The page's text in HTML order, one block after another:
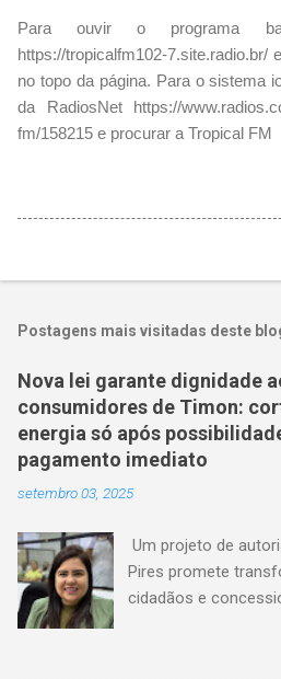
Para ouvir o programa
https://tropicalfm102-7.site.radio.br/
no topo da página. Para o sistema
da RadiosNet https://
fm/158215 e procurar a Tropical FM
Postagens mais visitadas deste
Nova lei garante dignidade
consumidores de Timon:
energia só após
pagamento imediato
setembro 03, 2025
Um projeto de
Pires promete
cidadãos e
estabelece que